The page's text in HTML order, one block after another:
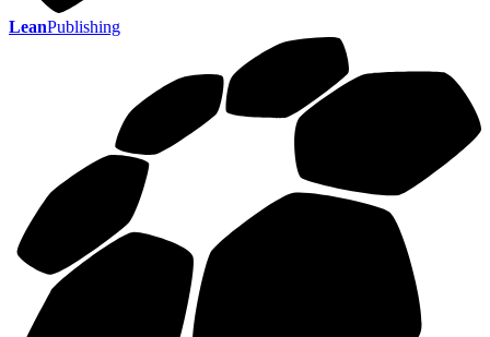
LeanPublishing